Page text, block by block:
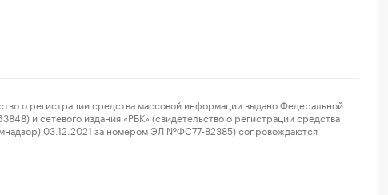
о регистрации средства массовой информации выдано Федеральной
и сетевого издания «РБК» (свидетельство о регистрации средства
03.12.2021 за номером ЭЛ №ФС77-82385) сопровождаются